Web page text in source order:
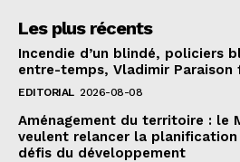
Les plus récents
Incendie d’un blindé, policiers
entre-temps, Vladimir
EDITORIAL 2026-08-08
Aménagement du territoire : le
veulent relancer la
défis du développement